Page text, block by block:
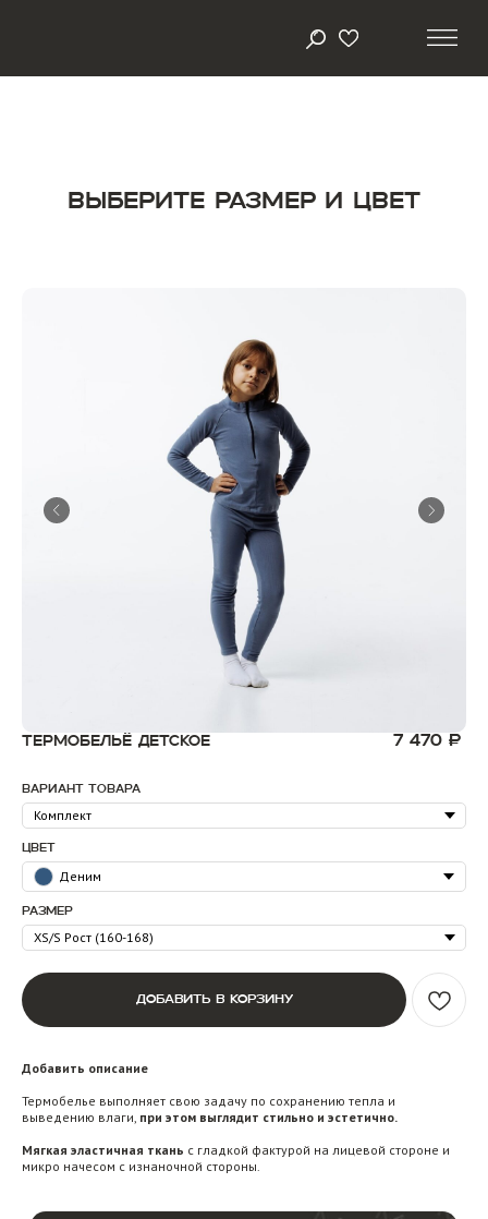
ТЕРМОБЕЛЬЁ ДЕТСКОЕ 7 470 ₽
Вариант товара
Цвет
Деним
Размер
ДОБАВИТЬ В КОРЗИНУ
Добавить описание
Термобелье выполняет свою задачу по сохранению тепла и
выведению влаги, при этом выглядит стильно и эстетично.
Мягкая эластичная ткань с гладкой фактурой на лицевой стороне и
микро начесом с изнаночной стороны.
Размерная сетка